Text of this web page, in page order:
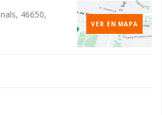
46650,
VER EN MAPA